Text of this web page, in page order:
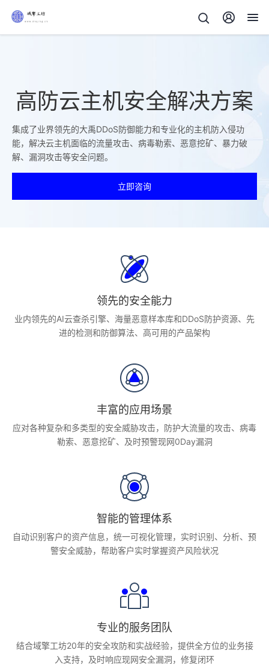
高防云主机安全解决方案
集成了业界领先的大禹DDoS防御能力和专业化的主机防入侵功
能，解决云主机面临的流量攻击、病毒勒索、恶意挖矿、暴力破
解、漏洞攻击等安全问题。
立即咨询
领先的安全能力
业内领先的AI云查杀引擎、海量恶意样本库和DDoS防护资源、先
进的检测和防御算法、高可用的产品架构
丰富的应用场景
应对各种复杂和多类型的安全威胁攻击，防护大流量的攻击、病毒
勒索、恶意挖矿、及时预警现网0Day漏洞
智能的管理体系
自动识别客户的资产信息，统一可视化管理，实时识别、分析、预
警安全威胁，帮助客户实时掌握资产风险状况
专业的服务团队
结合域擎工坊20年的安全攻防和实战经验，提供全方位的业务接
入支持，及时响应现网安全漏洞，修复闭环